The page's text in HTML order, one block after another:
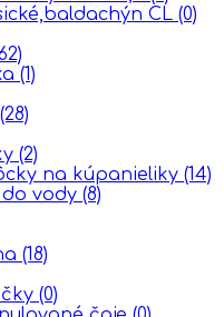
CL (0)
(1)
(28)
(2)
na kúpanieliky (14)
vody (8)
(18)
(0)